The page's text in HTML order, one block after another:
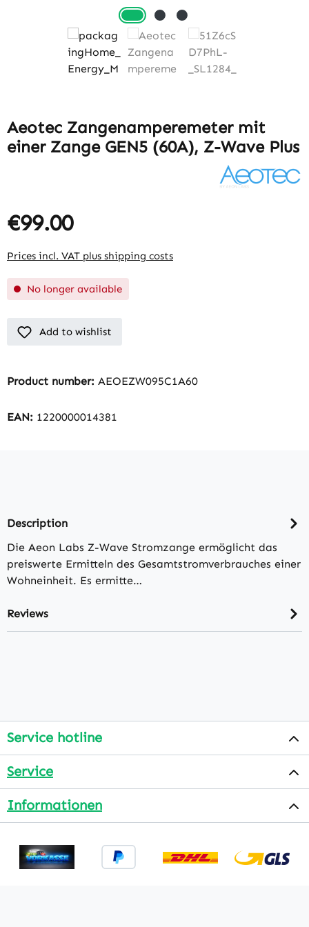
Aeotec Zangenamperemeter mit
einer Zange GEN5 (60A), Z-Wave Plus
€99.00
Prices incl. VAT plus shipping costs
No longer available
Add to wishlist
Product number: AEOEZW095C1A60
EAN: 1220000014381
Description
Die Aeon Labs Z-Wave Stromzange ermöglicht das
preiswerte Ermitteln des Gesamtstromverbrauches einer
Wohneinheit. Es ermitte…
Reviews
Service hotline
Service
Informationen